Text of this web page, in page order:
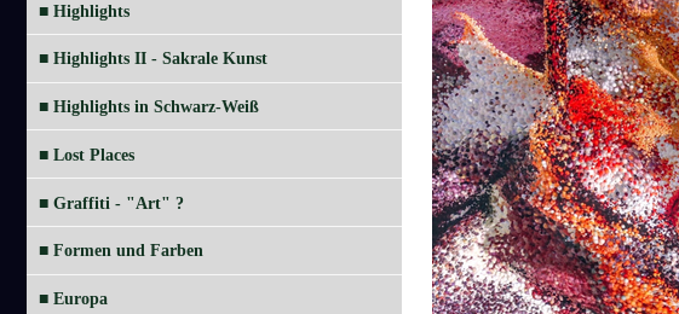
■ Highlights
■ Highlights II - Sakrale Kunst
■ Highlights in Schwarz-Weiß
■ Lost Places
■ Graffiti - "Art" ?
■ Formen und Farben
■ Europa